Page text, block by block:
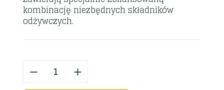
kombinację niezbędnych składników
odżywczych.